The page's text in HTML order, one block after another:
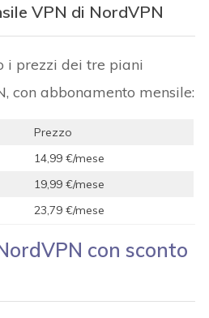
VPN di NordVPN
i prezzi dei tre piani
con abbonamento mensile:
Prezzo
14,99 €/mese
19,99 €/mese
23,79 €/mese
con sconto